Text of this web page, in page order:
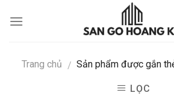
Trang chủ / Sản phẩm được gắn
LỌC